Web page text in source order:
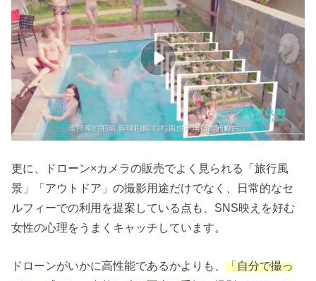
更に、ドローン×カメラの販売でよく見られる「旅行風
景」「アウトドア」の撮影用途だけでなく、日常的なセ
ルフィーでの利用を提案している点も、SNS映えを好む
女性の心理をうまくキャッチしています。
ドローンがいかに高性能であるかよりも、「自分で撮っ